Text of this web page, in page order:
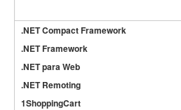
.NET Compact Framework
.NET Framework
.NET para Web
.NET Remoting
1ShoppingCart